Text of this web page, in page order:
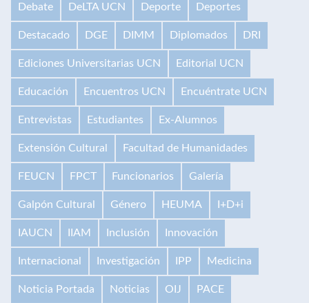
Debate DeLTA UCN Deporte Deportes
Destacado DGE DIMM Diplomados DRI
Ediciones Universitarias UCN Editorial UCN
Educación Encuentros UCN Encuéntrate UCN
Entrevistas Estudiantes Ex-Alumnos
Extensión Cultural Facultad de Humanidades
FEUCN FPCT Funcionarios Galería
Galpón Cultural Género HEUMA I+D+i
IAUCN IIAM Inclusión Innovación
Internacional Investigación IPP Medicina
Noticia Portada Noticias OIJ PACE